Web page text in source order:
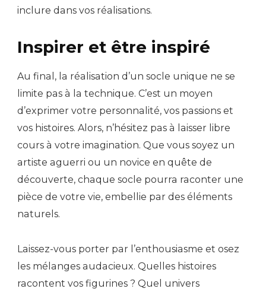
inclure dans vos réalisations.
Inspirer et être inspiré
Au final, la réalisation d’un socle unique ne se
limite pas à la technique. C’est un moyen
d’exprimer votre personnalité, vos passions et
vos histoires. Alors, n’hésitez pas à laisser libre
cours à votre imagination. Que vous soyez un
artiste aguerri ou un novice en quête de
découverte, chaque socle pourra raconter une
pièce de votre vie, embellie par des éléments
naturels.
Laissez-vous porter par l’enthousiasme et osez
les mélanges audacieux. Quelles histoires
racontent vos figurines ? Quel univers